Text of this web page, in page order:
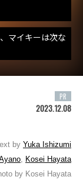
マイキーは次な
PR
2023.12.08
by Yuka Ishizumi
, Kosei Hayata
by Kosei Hayata